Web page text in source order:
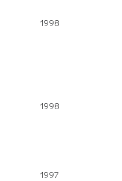
1998
1998
1997